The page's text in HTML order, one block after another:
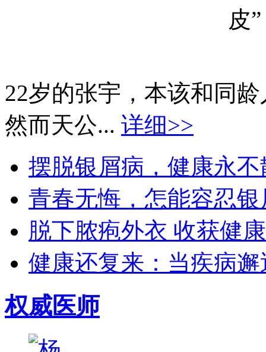
22岁的张宇，本该和同
然而天公... 详细>>
摆脱银屑病，健康永不
青春无悔，怎能容忍
脱下脓疱外衣 收获健
健康还复来：当疾病
权威医师